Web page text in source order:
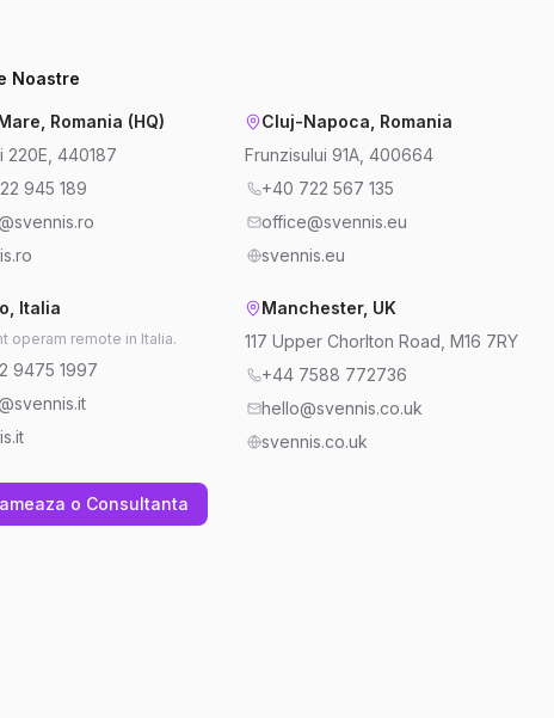
Noastre
Romania (HQ)
220E, 440187
945 189
Cluj-Napoca, Romania
Frunzisului 91A, 400664
+40 722 567 135
office@svennis.eu
svennis.eu
Italia
operam remote in Italia.
9475 1997
Manchester, UK
117 Upper Chorlton Road, M16 7RY
+44 7588 772736
hello@svennis.co.uk
svennis.co.uk
o Consultanta